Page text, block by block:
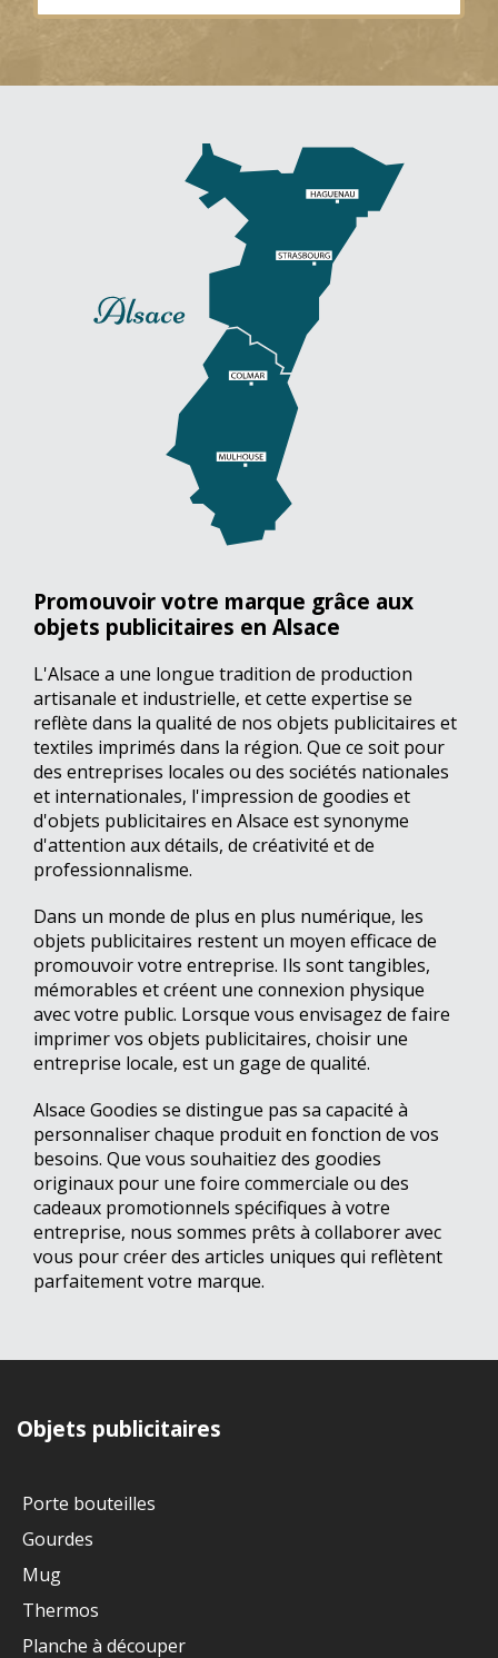
Promouvoir votre marque grâce aux
objets publicitaires en Alsace
L'Alsace a une longue tradition de production
artisanale et industrielle, et cette expertise se
reflète dans la qualité de nos objets publicitaires et
textiles imprimés dans la région. Que ce soit pour
des entreprises locales ou des sociétés nationales
et internationales, l'impression de goodies et
d'objets publicitaires en Alsace est synonyme
d'attention aux détails, de créativité et de
professionnalisme.
Dans un monde de plus en plus numérique, les
objets publicitaires restent un moyen efficace de
promouvoir votre entreprise. Ils sont tangibles,
mémorables et créent une connexion physique
avec votre public. Lorsque vous envisagez de faire
imprimer vos objets publicitaires, choisir une
entreprise locale, est un gage de qualité.
Alsace Goodies se distingue pas sa capacité à
personnaliser chaque produit en fonction de vos
besoins. Que vous souhaitiez des goodies
originaux pour une foire commerciale ou des
cadeaux promotionnels spécifiques à votre
entreprise, nous sommes prêts à collaborer avec
vous pour créer des articles uniques qui reflètent
parfaitement votre marque.
Objets publicitaires
Porte bouteilles
Gourdes
Mug
Thermos
Planche à découper